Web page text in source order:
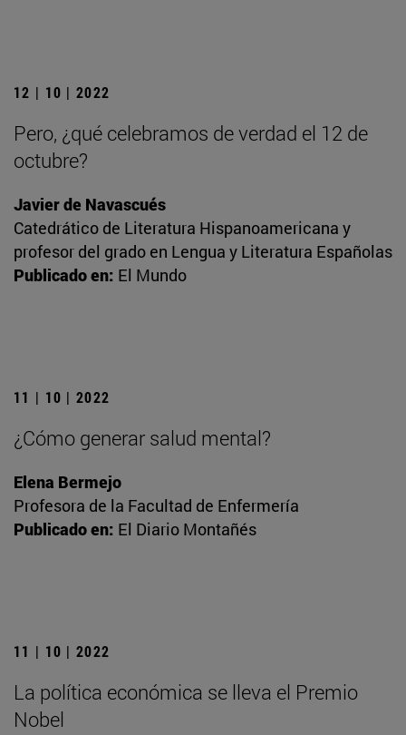
12 | 10 | 2022
Pero, ¿qué celebramos de verdad el 12 de
octubre?
Javier de Navascués
Catedrático de Literatura Hispanoamericana y
profesor del grado en Lengua y Literatura Españolas
Publicado en: El Mundo
11 | 10 | 2022
¿Cómo generar salud mental?
Elena Bermejo
Profesora de la Facultad de Enfermería
Publicado en: El Diario Montañés
11 | 10 | 2022
La política económica se lleva el Premio
Nobel